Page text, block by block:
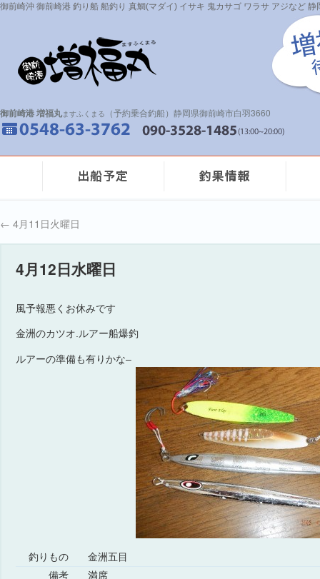
御前崎沖 御前崎港 釣り船 船釣り 真鯛(マダイ) イサキ 鬼カサゴ ワラサ アジなど
御前崎港 増福丸ますふくまる （予約乗合釣船）静岡県御前崎市白羽3660
← 4月11日火曜日
4月12日水曜日
風予報悪くお休みです
金洲のカツオ.ルアー船爆釣
ルアーの準備も有りかな–
釣りもの
金洲五目
備考
満席